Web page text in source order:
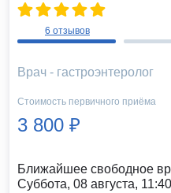
6 отзывов
Врач - гастроэнтеролог
Стоимость первичного приёма
3 800 ₽
Ближайшее свободное
Суббота, 08 августа, 11:40